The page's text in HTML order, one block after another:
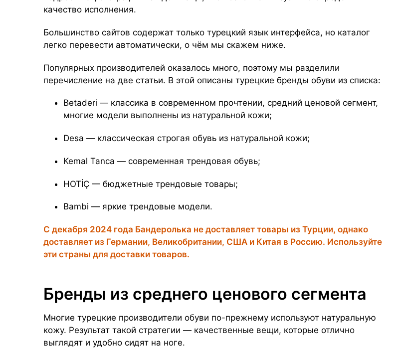
качество исполнения.
Большинство сайтов содержат только турецкий язык интерфейса, но каталог
легко перевести автоматически, о чём мы скажем ниже.
Популярных производителей оказалось много, поэтому мы разделили
перечисление на две статьи. В этой описаны турецкие бренды обуви из списка:
Betaderi — классика в современном прочтении, средний ценовой сегмент,
многие модели выполнены из натуральной кожи;
Desa — классическая строгая обувь из натуральной кожи;
Kemal Tanca — современная трендовая обувь;
HOTİÇ — бюджетные трендовые товары;
Bambi — яркие трендовые модели.
С декабря 2024 года Бандеролька не доставляет товары из Турции, однако
доставляет из Германии, Великобритании, США и Китая в Россию. Используйте
эти страны для доставки товаров.
Бренды из среднего ценового сегмента
Многие турецкие производители обуви по-прежнему используют натуральную
кожу. Результат такой стратегии — качественные вещи, которые отлично
выглядят и удобно сидят на ноге.